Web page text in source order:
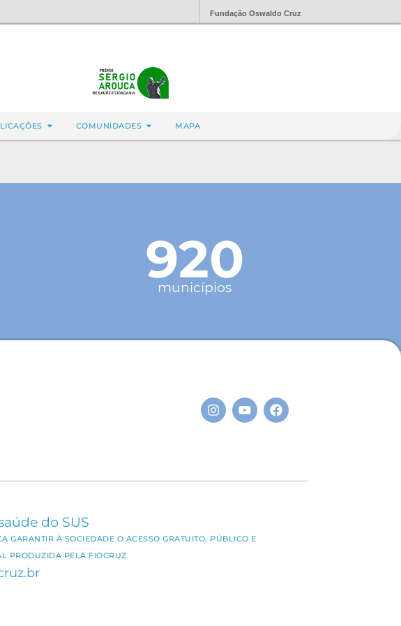
Fundação Oswaldo Cruz
COMUNIDADES MAPA
920
municípios
do SUS
GARANTIR À SOCIEDADE O ACESSO GRATUITO, PÚBLICO E
PRODUZIDA PELA FIOCRUZ.